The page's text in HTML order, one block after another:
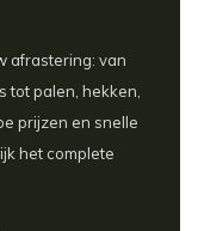
afrastering: van
tot palen, hekken,
prijzen en snelle
het complete